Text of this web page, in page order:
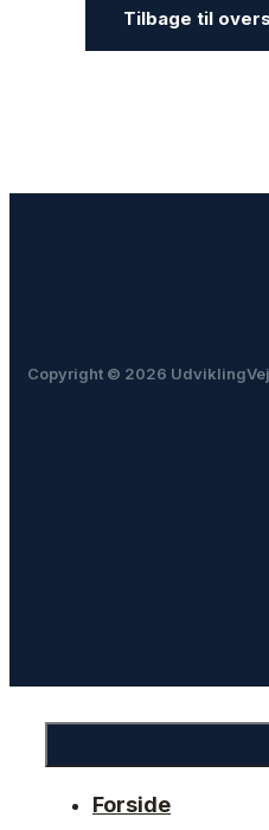
Tilbage til
Copyright © 2026
Forside